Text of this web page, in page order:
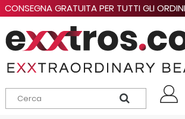
CONSEGNA GRATUITA PER TUTTI GLI